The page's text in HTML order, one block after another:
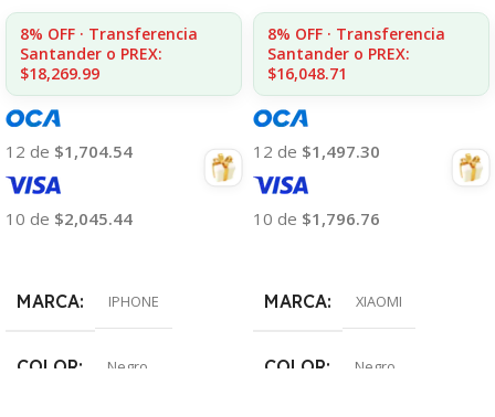
8% OFF · Transferencia
Santander o PREX:
$18,269.99
12 de $1,704.54
10 de $2,045.44
MARCA IPHONE
COLOR Negro
8% OFF · Transferencia
Santander o PREX:
$16,048.71
12 de $1,497.30
10 de $1,796.76
MARCA XIAOMI
COLOR Negro